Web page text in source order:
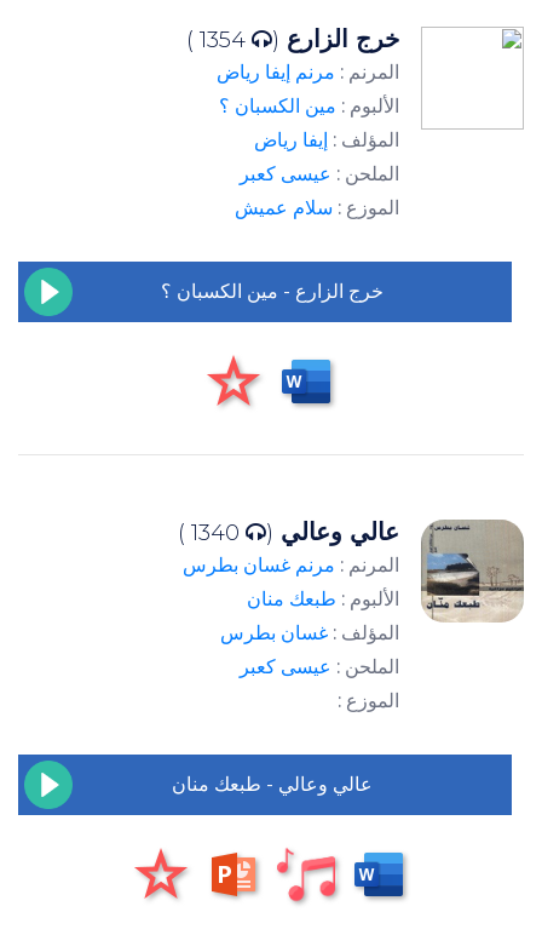
خرج الزارع (
المرنم : مرنم إيفا رياض
الألبوم : مين الكسبان ؟
المؤلف : إيفا رياض
الملحن : عيسى كعبر
الموزع : سلام عميش
خرج الزارع - مين الكسبان ؟
عالي وعالي (
المرنم : مرنم غسان بطرس
الألبوم : طبعك منان
المؤلف : غسان بطرس
الملحن : عيسى كعبر
الموزع :
عالي وعالي - طبعك منان